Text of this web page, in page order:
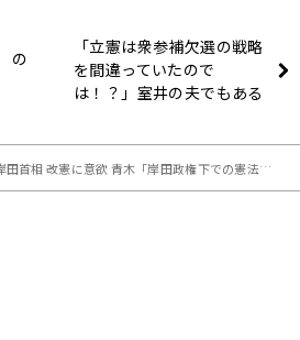
の
「立憲は衆参補欠選の戦略
を間違っていたので
は！？」室井の夫でもある
首相 改憲に意欲 青木「岸田政権下での憲法改正に否定的な人たちの方が多い状況を考えるとどうなんでしょう」